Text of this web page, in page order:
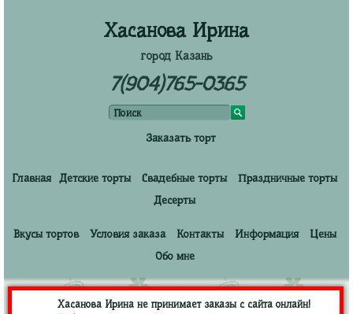
Хасанова Ирина
город Казань
7(904)765-0365
Заказать торт
Главная Детские торты Свадебные торты
Праздничные торты
Десерты
Вкусы тортов Условия заказа Контакты Информация
Цены
Обо мне
Хасанова Ирина не принимает заказы с сайта онлайн!